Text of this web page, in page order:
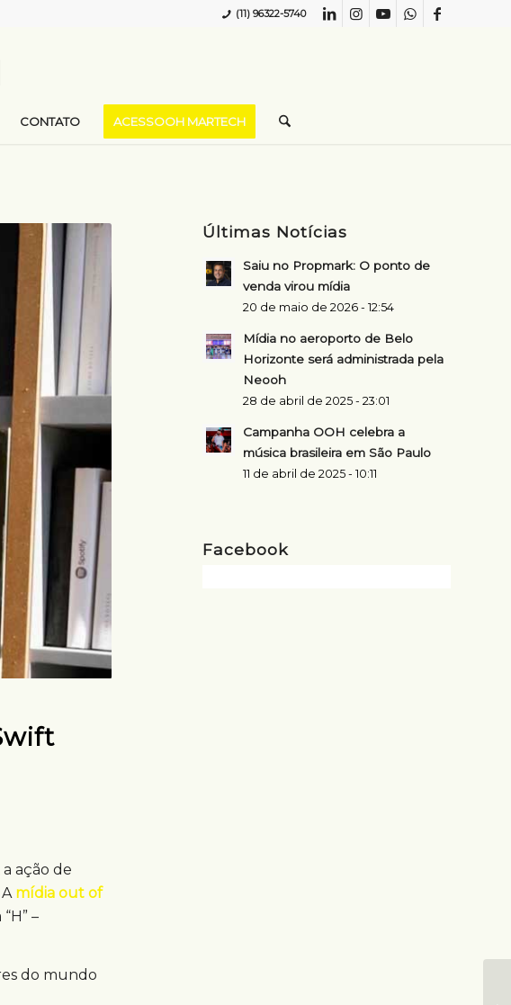
(11) 96322-5740
CONTATO ACESSOOH MARTECH
ação de
mídia out of
–
do mundo
Últimas Notícias
Saiu no Propmark: O ponto de
venda virou mídia
20 de maio de 2026 - 12:54
Mídia no aeroporto de Belo
Horizonte será administrada pela
Neooh
28 de abril de 2025 - 23:01
Campanha OOH celebra a
música brasileira em São Paulo
11 de abril de 2025 - 10:11
Facebook